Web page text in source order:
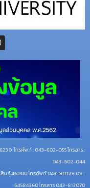
โทรศัพท์ : 043-602-055 โทรสาร :
043-602-044
สินธุ์ 46000โทรศัพท์ 043-811128 08-
64584360 โทรสาร 043-813070